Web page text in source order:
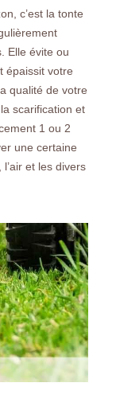
c’est la tonte
Elle évite ou
épaissit votre
qualité de votre
scarification et
1 ou 2
une certaine
et les divers